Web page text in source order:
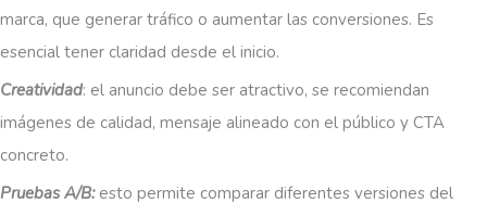
marca, que generar tráfico o aumentar las conversiones. Es
esencial tener claridad desde el inicio.
Creatividad: el anuncio debe ser atractivo, se recomiendan
imágenes de calidad, mensaje alineado con el público y CTA
concreto.
Pruebas A/B:esto permite comparar diferentes versiones del